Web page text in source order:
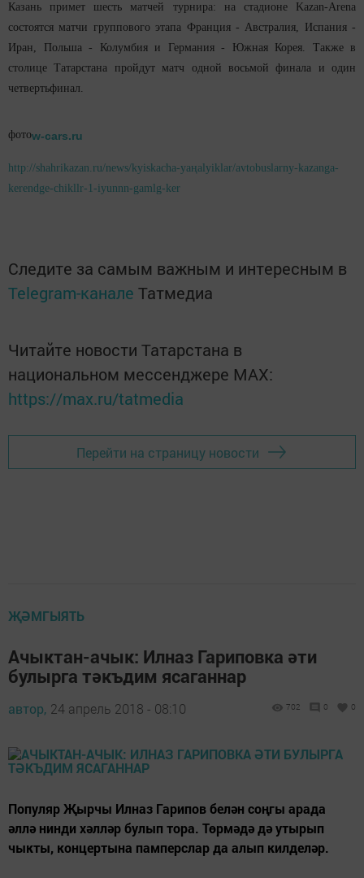
Казань примет шесть матчей турнира: на стадионе Kazan-Arena
состоятся матчи группового этапа Франция - Австралия, Испания -
Иран, Польша - Колумбия и Германия - Южная Корея. Также в
столице Татарстана пройдут матч одной восьмой финала и один
четвертьфинал.
фотоw-cars.ru
http://shahrikazan.ru/news/kyiskacha-yaңalyiklar/avtobuslarny-kazanga-
kerendge-chikllr-1-iyunnn-gamlg-ker
Следите за самым важным и интересным в
Telegram-канале Татмедиа
Читайте новости Татарстана в
национальном мессенджере MАХ:
https://max.ru/tatmedia
Перейти на страницу новости
ҖӘМГЫЯТЬ
Ачыктан-ачык: Илназ Гариповка әти
булырга тәкъдим ясаганнар
автор, 24 апрель 2018 - 08:10 702 0 0
Популяр Җырчы Илназ Гарипов белән соңгы арада
әллә нинди хәлләр булып тора. Төрмәдә дә утырып
чыкты, концертына памперслар да алып килделәр.